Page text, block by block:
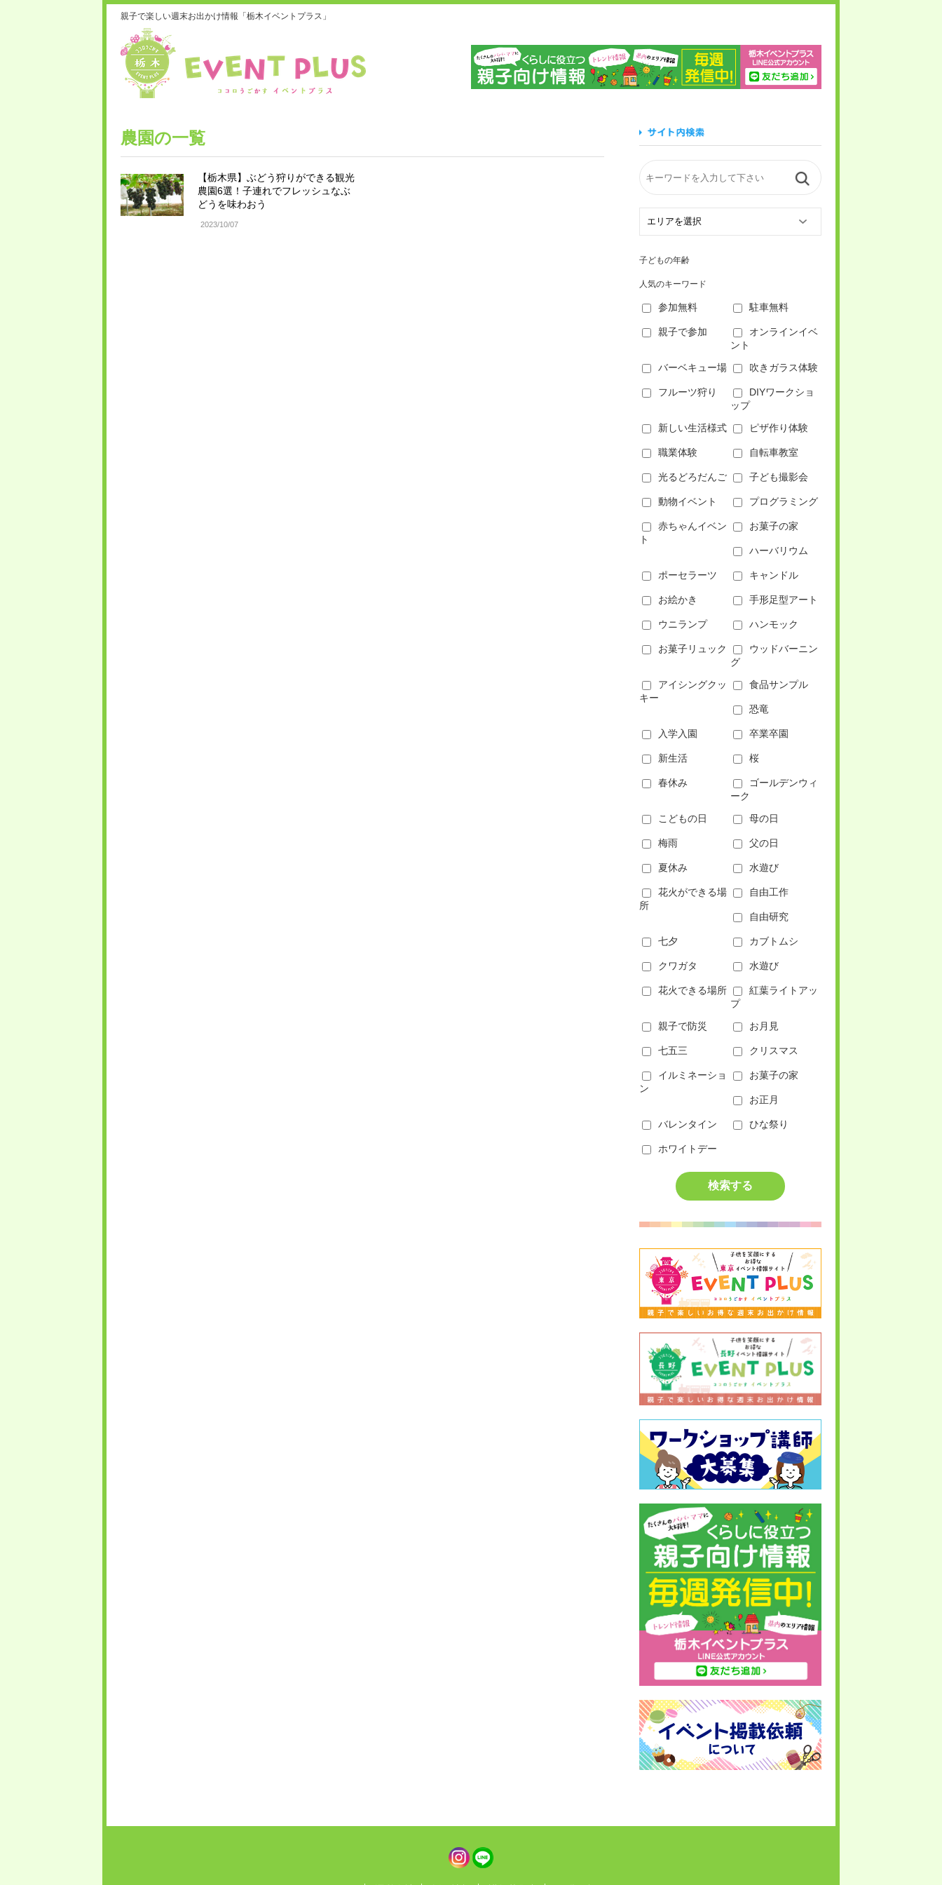
親子で楽しい週末お出かけ情報「栃木イベントプラス」
農園の一覧
【栃木県】ぶどう狩りができる観光
農園6選！子連れでフレッシュなぶ
どうを味わおう
2023/10/07
子どもの年齢
人気のキーワード
参加無料 駐車無料
親子で参加
オンラインイベ
ント
バーベキュー場 吹きガラス体験
フルーツ狩り
DIYワークショ
ップ
新しい生活様式 ピザ作り体験
職業体験 自転車教室
光るどろだんご 子ども撮影会
動物イベント プログラミング
赤ちゃんイベン
ト
お菓子の家
ハーバリウム
ポーセラーツ キャンドル
お絵かき 手形足型アート
ウニランプ ハンモック
お菓子リュック
ウッドバーニン
グ
アイシングクッ
キー
食品サンプル
恐竜
入学入園 卒業卒園
新生活 桜
春休み
ゴールデンウィ
ーク
こどもの日 母の日
梅雨 父の日
夏休み 水遊び
花火ができる場
所
自由工作
自由研究
七夕 カブトムシ
クワガタ 水遊び
花火できる場所
紅葉ライトアッ
プ
親子で防災 お月見
七五三 クリスマス
イルミネーショ
ン
お菓子の家
お正月
バレンタイン ひな祭り
ホワイトデー